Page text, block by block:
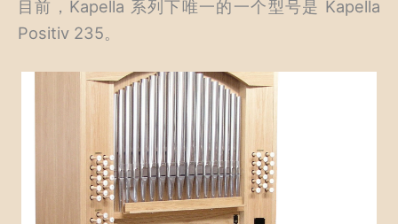
目前，Kapella 系列下唯一的一个型号是 Kapella
Positiv 235。